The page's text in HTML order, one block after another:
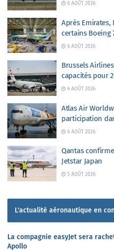
6 AOÛT 2026
Après
certains Boeing
6 AOÛT 2026
Brussels
capacités pour
6 AOÛT 2026
Atlas Air
participation
6 AOÛT 2026
Qantas
Jetstar Japan
5 AOÛT 2026
L'actualité aéronautique en
La compagnie easyJet sera
Apollo